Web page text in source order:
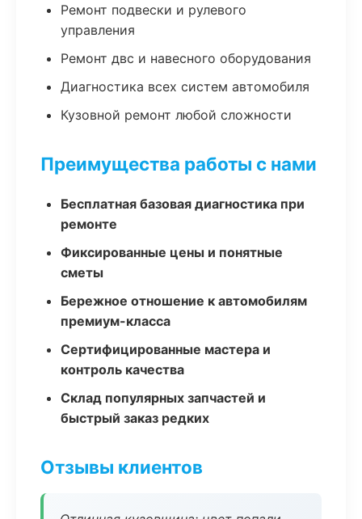
Ремонт подвески и рулевого
управления
Ремонт двс и навесного оборудования
Диагностика всех систем автомобиля
Кузовной ремонт любой сложности
Преимущества работы с нами
Бесплатная базовая диагностика при
ремонте
Фиксированные цены и понятные
сметы
Бережное отношение к автомобилям
премиум-класса
Сертифицированные мастера и
контроль качества
Склад популярных запчастей и
быстрый заказ редких
Отзывы клиентов